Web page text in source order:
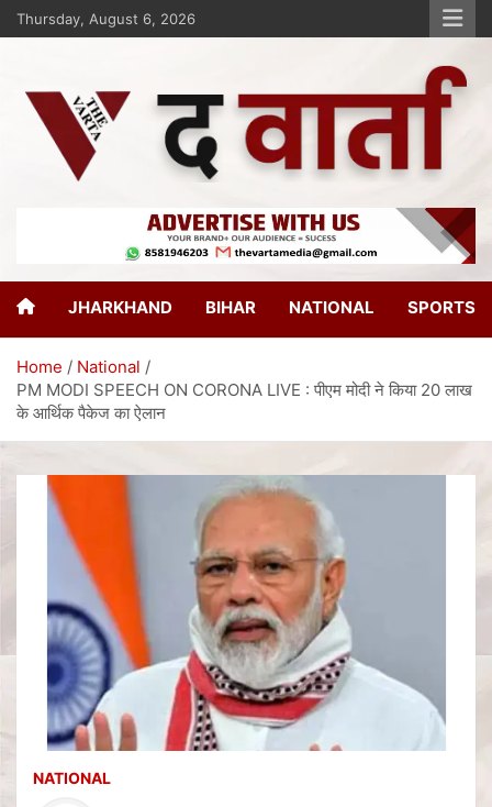
Thursday, August 6, 2026
The Varta
JHARKHAND BIHAR NATIONAL SPORTS
Home
National
PM MODI SPEECH ON CORONA LIVE : पीएम मोदी ने किया 20 लाख
के आर्थिक पैकेज का ऐलान
NATIONAL